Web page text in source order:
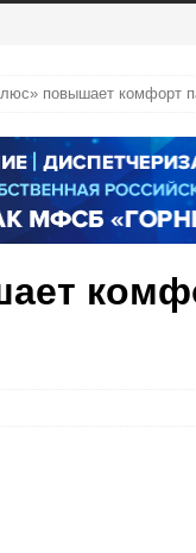
повышает комфорт